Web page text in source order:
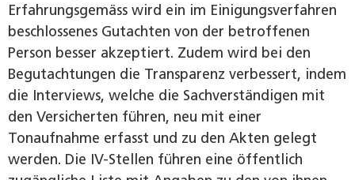
Erfahrungsgemäss wird ein im Einigungsverfahren
beschlossenes Gutachten von der betroffenen
Person besser akzeptiert. Zudem wird bei den
Begutachtungen die Transparenz verbessert, indem
die Interviews, welche die Sachverständigen mit
den Versicherten führen, neu mit einer
Tonaufnahme erfasst und zu den Akten gelegt
werden. Die IV-Stellen führen eine öffentlich